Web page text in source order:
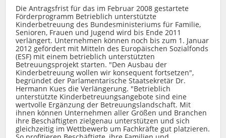
Die Antragsfrist für das im Februar 2008 gestartete
Förderprogramm Betrieblich unterstützte
Kinderbetreuung des Bundesministeriums für Familie,
Senioren, Frauen und Jugend wird bis Ende 2011
verlängert. Unternehmen können noch bis zum 1. Januar
2012 gefördert mit Mitteln des Europäischen Sozialfonds
(ESF) mit einem betrieblich unterstützten
Betreuungsprojekt starten. "Den Ausbau der
Kinderbetreuung wollen wir konsequent fortsetzen",
begründet der Parlamentarische Staatsekretär Dr.
Hermann Kues die Verlängerung. "Betrieblich
unterstützte Kinderbetreuungsangebote sind eine
wertvolle Ergänzung der Betreuungslandschaft. Mit
ihnen können Unternehmen aller Größen und Branchen
ihre Beschäftigten zielgenau unterstützen und sich
gleichzeitig im Wettbewerb um Fachkräfte gut platzieren.